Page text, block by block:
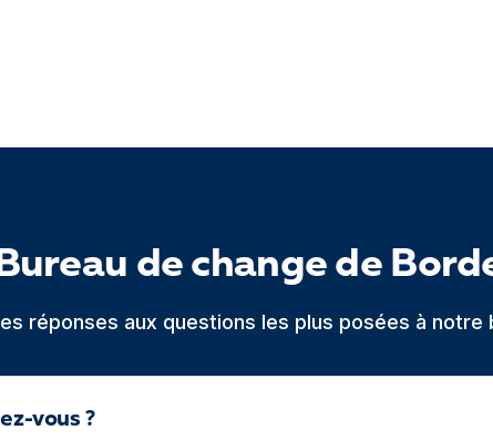
de change de
réponses aux questions les plus posées à notre
vous ?